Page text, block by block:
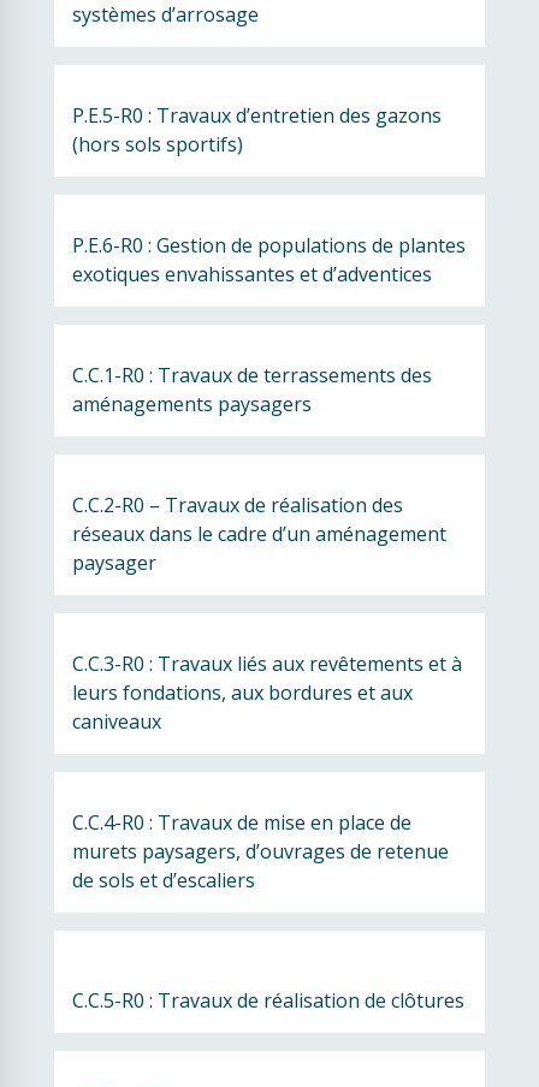
systèmes d’arrosage
P.E.5-R0 : Travaux d’entretien des gazons
(hors sols sportifs)
P.E.6-R0 : Gestion de populations de plantes
exotiques envahissantes et d’adventices
C.C.1-R0 : Travaux de terrassements des
aménagements paysagers
C.C.2-R0 – Travaux de réalisation des
réseaux dans le cadre d’un aménagement
paysager
C.C.3-R0 : Travaux liés aux revêtements et à
leurs fondations, aux bordures et aux
caniveaux
C.C.4-R0 : Travaux de mise en place de
murets paysagers, d’ouvrages de retenue
de sols et d’escaliers
C.C.5-R0 : Travaux de réalisation de clôtures